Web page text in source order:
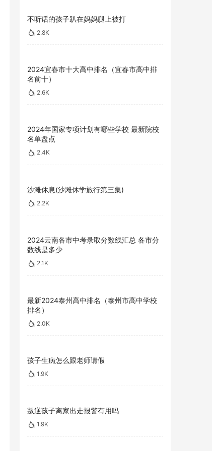
不听话的孩子趴在妈妈腿上被打
2.8K
2024宜春市十大高中排名（宜春市高中排
名前十）
2.6K
2024年国家专项计划有哪些学校 最新院校
名单盘点
2.4K
沙滩休息(沙滩休学旅行第三集)
2.2K
2024云南各市中考录取分数线汇总 各市分
数线是多少
2.1K
最新2024泰州高中排名（泰州市高中学校
排名）
2.0K
孩子生病怎么跟老师请假
1.9K
叛逆孩子离家出走报警有用吗
1.9K